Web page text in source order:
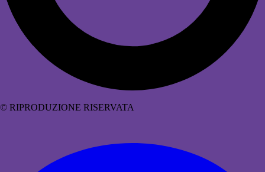
© RIPRODUZIONE RISERVATA